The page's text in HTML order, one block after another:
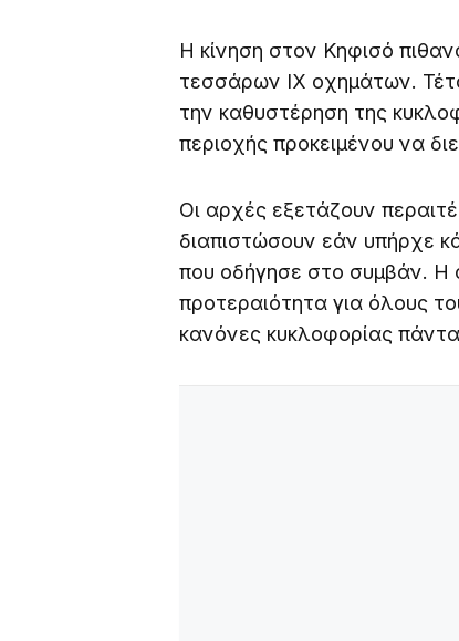
Η κίνηση στον Κηφισό
τεσσάρων ΙΧ οχημάτων.
την καθυστέρηση της
περιοχής προκειμένου να
Οι αρχές εξετάζουν
διαπιστώσουν εάν υπήρχε
που οδήγησε στο συμβάν. Η
προτεραιότητα για όλους
κανόνες κυκλοφορίας